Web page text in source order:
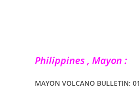
Philippines , Mayon :
MAYON VOLCANO BULLETIN: